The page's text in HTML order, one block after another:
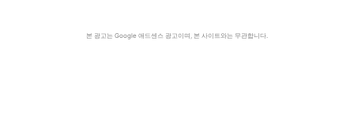
본 광고는 Google 애드센스 광고이며, 본 사이트와는 무관합니다.